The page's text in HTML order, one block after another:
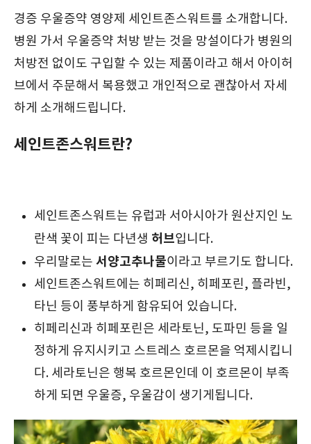
경증 우울증약 영양제 세인트존스워트를 소개합니다.
병원 가서 우울증약 처방 받는 것을 망설이다가 병원의
처방전 없이도 구입할 수 있는 제품이라고 해서 아이허
브에서 주문해서 복용했고 개인적으로 괜찮아서 자세
하게 소개해드립니다.
세인트존스워트란?
세인트존스워트는 유럽과 서아시아가 원산지인 노
란색 꽃이 피는 다년생 허브입니다.
우리말로는 서양고추나물이라고 부르기도 합니다.
세인트존스워트에는 히페리신, 히페포린, 플라빈,
타닌 등이 풍부하게 함유되어 있습니다.
히페리신과 히페포린은 세라토닌, 도파민 등을 일
정하게 유지시키고 스트레스 호르몬을 억제시킵니
다. 세라토닌은 행복 호르몬인데 이 호르몬이 부족
하게 되면 우울증, 우울감이 생기게됩니다.